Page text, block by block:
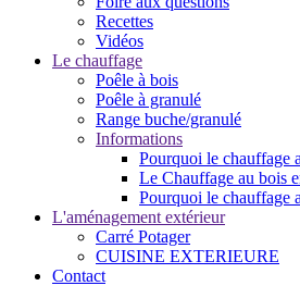
Recettes
Vidéos
Le chauffage
Poêle à bois
Poêle à granulé
Range buche/granulé
Informations
Pourquoi le chauffage
Le Chauffage au bois
Pourquoi le chauffage
L'aménagement extérieur
Carré Potager
CUISINE EXTERIEURE
Contact